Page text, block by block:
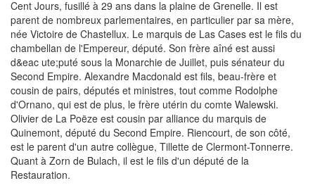
Cent Jours, fusillé à 29 ans dans la plaine de Grenelle. Il est
parent de nombreux parlementaires, en particulier par sa mère,
née Victoire de Chastellux. Le marquis de Las Cases est le fils du
chambellan de l'Empereur, député. Son frère aîné est aussi
d&eac ute;puté sous la Monarchie de Juillet, puis sénateur du
Second Empire. Alexandre Macdonald est fils, beau-frère et
cousin de pairs, députés et ministres, tout comme Rodolphe
d'Ornano, qui est de plus, le frère utérin du comte Walewski.
Olivier de La Poëze est cousin par alliance du marquis de
Quinemont, député du Second Empire. Riencourt, de son côté,
est le parent d'un autre collègue, Tillette de Clermont-Tonnerre.
Quant à Zorn de Bulach, il est le fils d'un député de la
Restauration.